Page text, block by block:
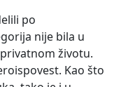
po
nije bila u
životu.
Kao što